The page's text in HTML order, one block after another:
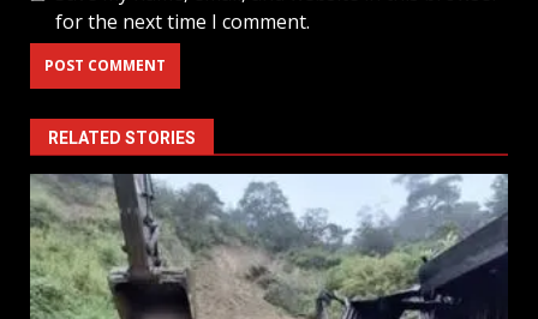
for the next time I comment.
RELATED STORIES